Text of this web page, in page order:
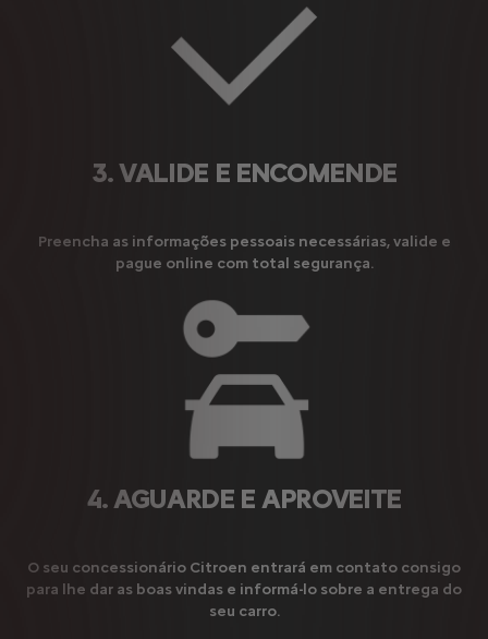
3. VALIDE E ENCOMENDE
Preencha as informações pessoais necessárias, valide e
pague online com total segurança.
4. AGUARDE E APROVEITE
O seu concessionário Citroen entrará em contato consigo
para lhe dar as boas vindas e informá-lo sobre a entrega do
seu carro.